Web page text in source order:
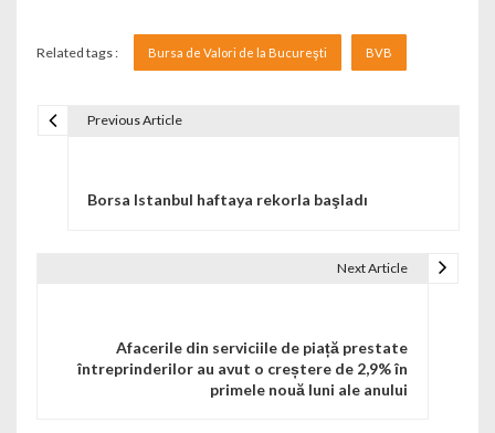
Related tags : Bursa de Valori de la Bucureşti BVB
Previous Article
Borsa Istanbul haftaya rekorla başladı
Next Article
Afacerile din serviciile de piață prestate
întreprinderilor au avut o creștere de 2,9% în
primele nouă luni ale anului